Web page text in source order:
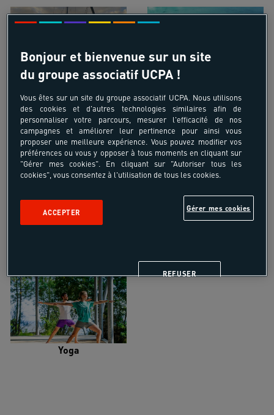
Croisière voilier Kayak de mer
Trail Trek-Randonnée pédestre
Vélo de randonnée
Yoga
Bonjour et bienvenue sur un site
du groupe associatif UCPA !
Vous êtes sur un site du groupe associatif UCPA. Nous utilisons
des cookies et d'autres technologies similaires afin de
personnaliser votre parcours, mesurer l'efficacité de nos
campagnes et améliorer leur pertinence pour ainsi vous
proposer une meilleure expérience. Vous pouvez modifier vos
préférences ou vous y opposer à tous moments en cliquant sur
"Gérer mes cookies". En cliquant sur "Autoriser tous les
cookies", vous consentez à l'utilisation de tous les cookies.
Gérer mes cookies
REFUSER
ACCEPTER